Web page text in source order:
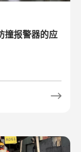
撞报警器的应